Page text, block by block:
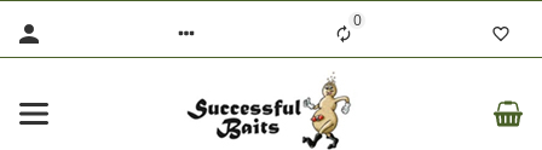
0